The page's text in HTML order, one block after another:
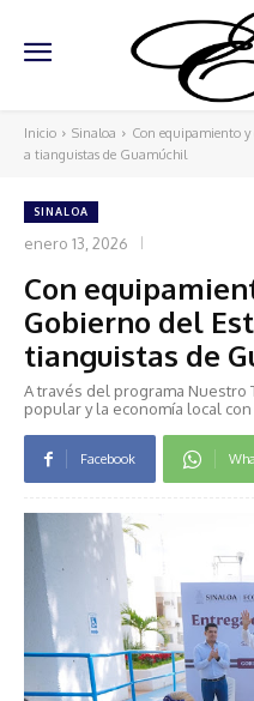
Inicio Sinaloa
Con equipamiento
a tianguistas de Guamúchil
SINALOA
enero 13, 2026
Con
Gobierno del
tianguistas de
A través del programa Nuestro
popular y la economía local
Facebook